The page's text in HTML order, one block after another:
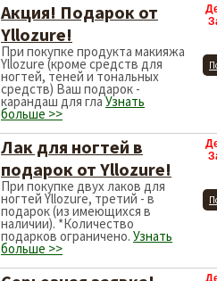
Акция! Подарок от
Yllozure!
При покупке продукта макияжа
Yllozure (кроме средств для
ногтей, теней и тональных
средств) Ваш подарок -
карандаш для глаУзнать
больше >>
Лак для ногтей в
подарок от Yllozure!
При покупке двух лаков для
ногтей Yllozure, третий - в
подарок (из имеющихся в
наличии). *Количество
подарков ограничено. Узнать
больше >>